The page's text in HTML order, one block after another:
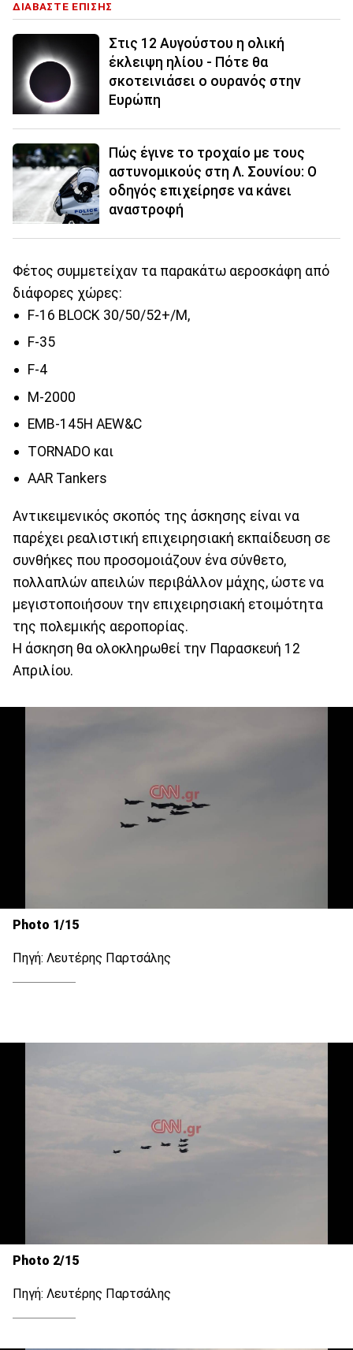
ΔΙΑΒΑΣΤΕ ΕΠΙΣΗΣ
Στις 12 Αυγούστου η ολική
έκλειψη ηλίου - Πότε θα
σκοτεινιάσει ο ουρανός στην
Ευρώπη
Πώς έγινε το τροχαίο με τους
αστυνομικούς στη Λ. Σουνίου: Ο
οδηγός επιχείρησε να κάνει
αναστροφή
Φέτος συμμετείχαν τα παρακάτω αεροσκάφη από
διάφορες χώρες:
F-16 BLOCK 30/50/52+/M,
F-35
F-4
M-2000
EMB-145H AEW&C
TORNADO και
AAR Tankers
Αντικειμενικός σκοπός της άσκησης είναι να
παρέχει ρεαλιστική επιχειρησιακή εκπαίδευση σε
συνθήκες που προσομοιάζουν ένα σύνθετο,
πολλαπλών απειλών περιβάλλον μάχης, ώστε να
μεγιστοποιήσουν την επιχειρησιακή ετοιμότητα
της πολεμικής αεροπορίας.
Η άσκηση θα ολοκληρωθεί την Παρασκευή 12
Απριλίου.
Photo 1/15
Πηγή: Λευτέρης Παρτσάλης
Photo 2/15
Πηγή: Λευτέρης Παρτσάλης